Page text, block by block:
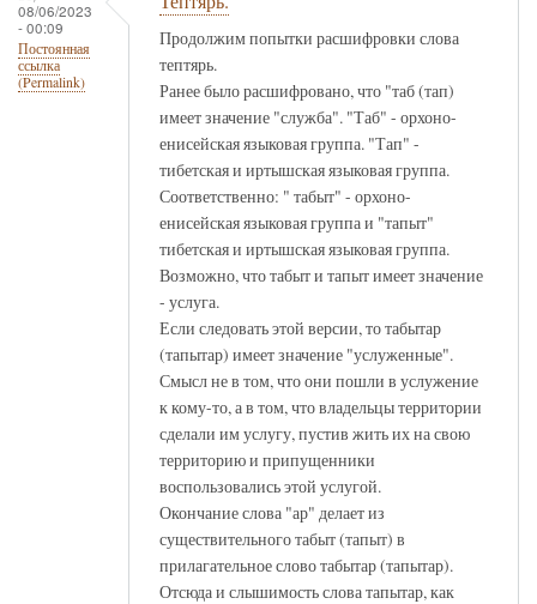
08/06/2023
- 00:09
Постоянная
ссылка
(Permalink)
Продолжим попытки расшифровки слова
тептярь.
Ранее было расшифровано, что "таб (тап)
имеет значение "служба". "Таб" - орхоно-
енисейская языковая группа. "Тап" -
тибетская и иртышская языковая группа.
Соответственно: " табыт" - орхоно-
енисейская языковая группа и "тапыт"
тибетская и иртышская языковая группа.
Возможно, что табыт и тапыт имеет значение
- услуга.
Если следовать этой версии, то табытар
(тапытар) имеет значение "услуженные".
Смысл не в том, что они пошли в услужение
к кому-то, а в том, что владельцы территории
сделали им услугу, пустив жить их на свою
территорию и припущенники
воспользовались этой услугой.
Окончание слова "ар" делает из
существительного табыт (тапыт) в
прилагательное слово табытар (тапытар).
Отсюда и слышимость слова тапытар, как